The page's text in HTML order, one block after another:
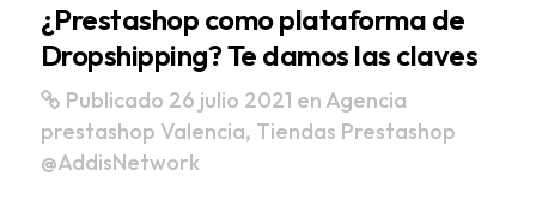
¿Prestashop como plataforma de
Dropshipping? Te damos las claves
Publicado 26 julio 2021 en Agencia
prestashop Valencia, Tiendas Prestashop
@AddisNetwork